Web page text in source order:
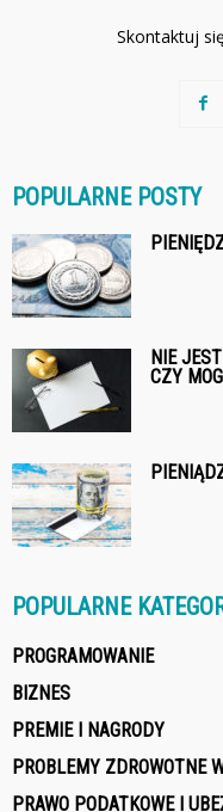
Skontaktuj
POPULARNE POSTY
NIE
CZY
POPULARNE
PROGRAMOWANIE
BIZNES
PREMIE I NAGRODY
PROBLEMY ZDROWOTNE
PRAWO PODATKOWE I